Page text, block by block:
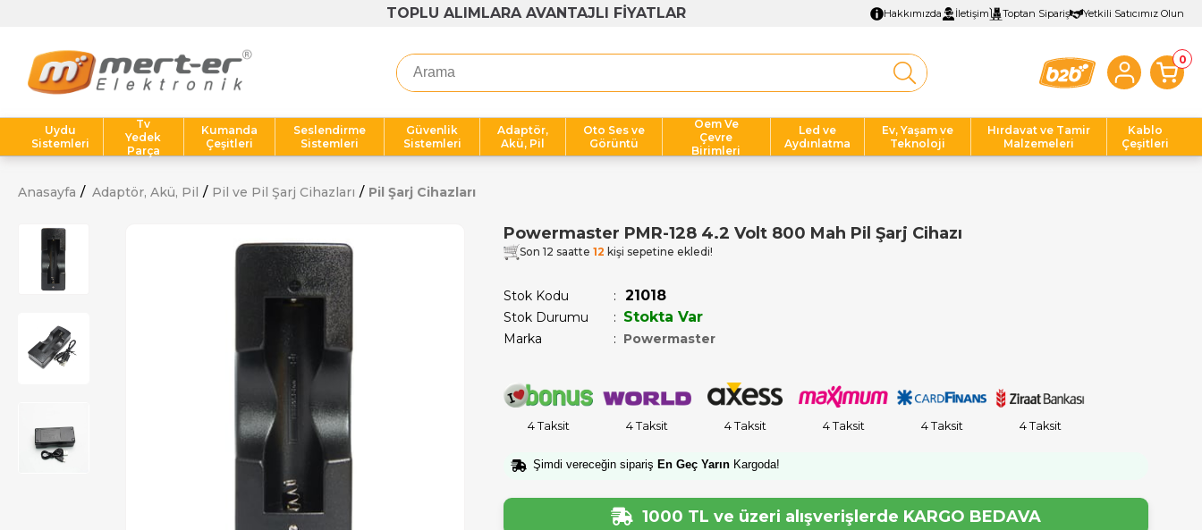
1000 TL ÜZERİ ÜCRETSİZ KARGO Hakkımızda İletişim Toptan Sipariş Yetkili Satıcımız Olun
0
Uydu
Sistemleri
Tv
Yedek
Parça
Kumanda
Çeşitleri
Seslendirme
Sistemleri
Güvenlik
Sistemleri
Adaptör,
Akü, Pil
Oto Ses ve
Görüntü
Oem Ve
Çevre
Birimleri
Led ve
Aydınlatma
Ev, Yaşam ve
Teknoloji
Hırdavat ve Tamir
Malzemeleri
Kablo
Çeşitleri
Anasayfa Adaptör, Akü, Pil Pil ve Pil Şarj Cihazları Pil Şarj Cihazları
Powermaster PMR-128 4.2 Volt 800 Mah Pil Şarj Cihazı
Son 12 saatte 12 kişi sepetine ekledi!
Stok Kodu 21018
Stok Durumu : Stokta Var
Marka : Powermaster
4 Taksit 4 Taksit 4 Taksit 4 Taksit 4 Taksit 4 Taksit
Şimdi vereceğin sipariş En Geç Yarın Kargoda!
1000 TL ve üzeri alışverişlerde KARGO BEDAVA